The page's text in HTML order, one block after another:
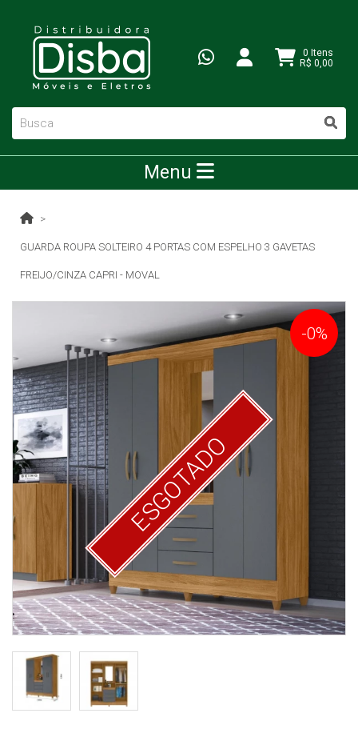
0 Itens
R$ 0,00
Menu
GUARDA ROUPA SOLTEIRO 4 PORTAS COM ESPELHO 3 GAVETAS
FREIJO/CINZA CAPRI - MOVAL
ESGOTADO
-0%